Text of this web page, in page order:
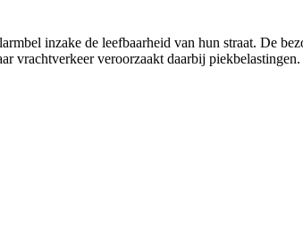
inzake de leefbaarheid van hun straat. De
vrachtverkeer veroorzaakt daarbij piekbelastingen.